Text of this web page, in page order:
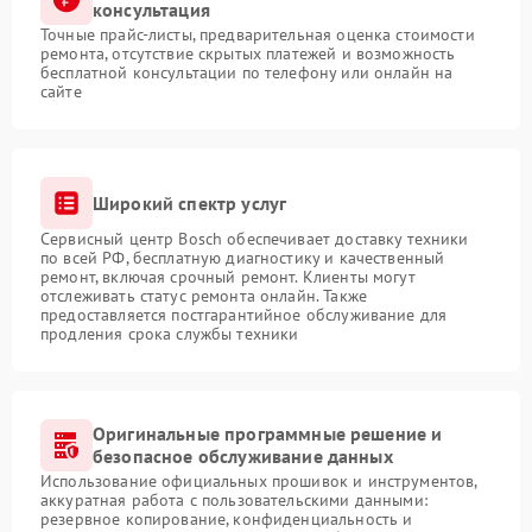
консультация
Точные прайс-листы, предварительная оценка стоимости
ремонта, отсутствие скрытых платежей и возможность
бесплатной консультации по телефону или онлайн на
сайте
Широкий спектр услуг
Сервисный центр Bosch обеспечивает доставку техники
по всей РФ, бесплатную диагностику и качественный
ремонт, включая срочный ремонт. Клиенты могут
отслеживать статус ремонта онлайн. Также
предоставляется постгарантийное обслуживание для
продления срока службы техники
Оригинальные программные решение и
безопасное обслуживание данных
Использование официальных прошивок и инструментов,
аккуратная работа с пользовательскими данными:
резервное копирование, конфиденциальность и